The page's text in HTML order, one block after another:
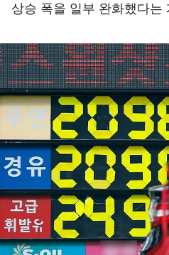
상승 폭을 일부 완화했다는